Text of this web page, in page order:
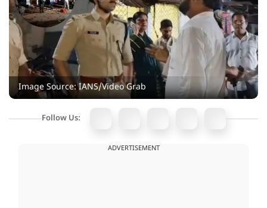
Image Source: IANS/Video Grab
Follow Us:
ADVERTISEMENT